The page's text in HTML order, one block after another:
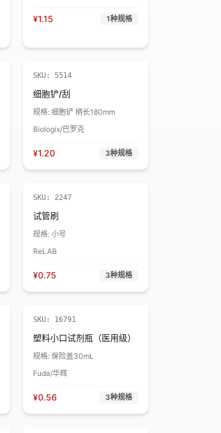
¥1.15 1种规格
SKU: 5514
细胞铲/刮
规格:细胞铲 柄长180mm
Biologix/巴罗克
¥1.20 3种规格
SKU: 2247
试管刷
规格:小号
ReLAB
¥0.75 3种规格
SKU: 16791
塑料小口试剂瓶（医用级）
规格:保险盖30mL
Fuda/华辉
¥0.56 3种规格